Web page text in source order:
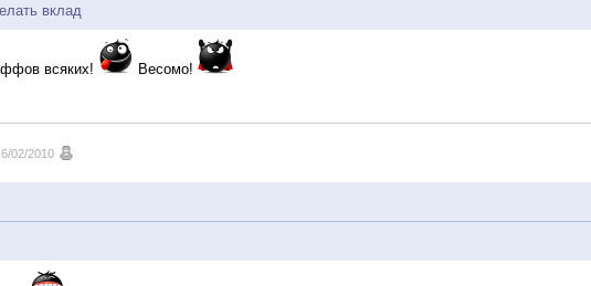
вклад
всяких!
Весомо!
6/02/2010